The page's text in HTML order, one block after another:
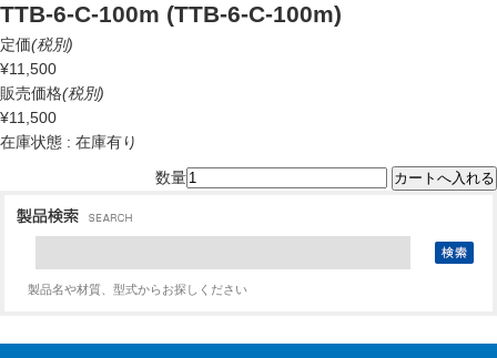
TTB-6-C-100m (TTB-6-C-100m)
定価(税別)
¥11,500
販売価格(税別)
¥11,500
在庫状態 : 在庫有り
数量
製品名や材質、型式からお探しください